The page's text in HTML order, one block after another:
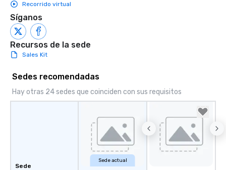
Recorrido virtual
Síganos
Recursos de la sede
Sales Kit
Sedes recomendadas
Hay otras 24 sedes que coinciden con sus requisitos
Sede
Sede actual